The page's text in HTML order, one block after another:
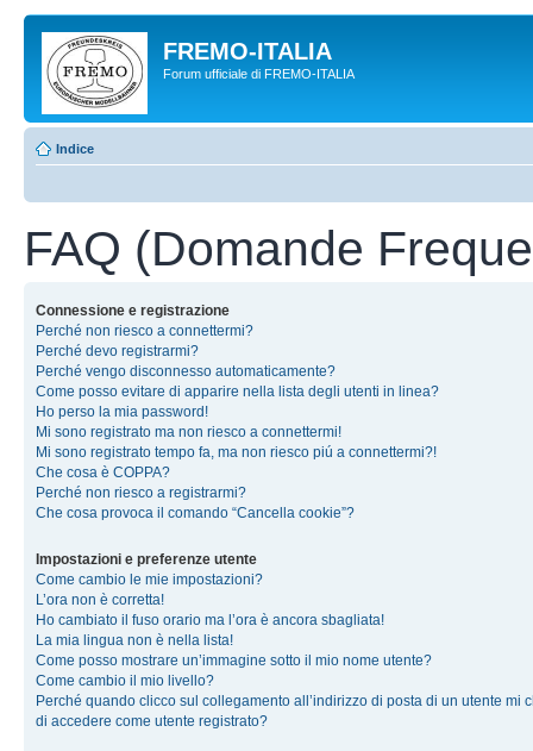
FREMO-ITALIA
Forum ufficiale di FREMO-ITALIA
Indice
FAQ (Domande
Connessione e registrazione
Perché non riesco a connettermi?
Perché devo registrarmi?
Perché vengo disconnesso automaticamente?
Come posso evitare di apparire nella lista degli utenti in linea?
Ho perso la mia password!
Mi sono registrato ma non riesco a connettermi!
Mi sono registrato tempo fa, ma non riesco piú a connettermi?!
Che cosa è COPPA?
Perché non riesco a registrarmi?
Che cosa provoca il comando “Cancella cookie”?
Impostazioni e preferenze utente
Come cambio le mie impostazioni?
L’ora non è corretta!
Ho cambiato il fuso orario ma l’ora è ancora sbagliata!
La mia lingua non è nella lista!
Come posso mostrare un’immagine sotto il mio nome utente?
Come cambio il mio livello?
Perché quando clicco sul collegamento all’indirizzo di posta di un utente mi
di accedere come utente registrato?